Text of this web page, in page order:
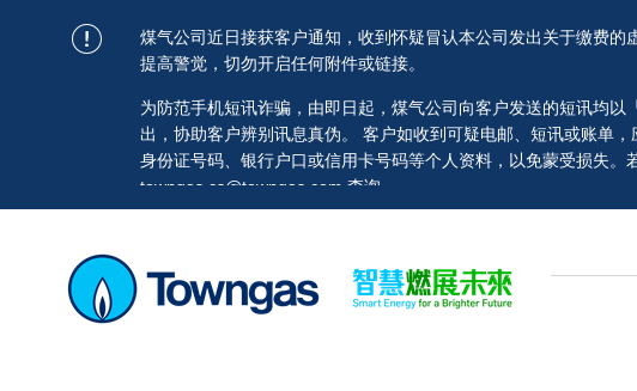
煤气公司近日接获客户通知，收到怀疑冒认本公司发出关于缴费
提高警觉，切勿开启任何附件或链接。
为防范手机短讯诈骗，由即日起，煤气公司向客户发送的短讯均
出，协助客户辨别讯息真伪。 客户如收到可疑电邮、短讯或账单
身份证号码、银行户口或信用卡号码等个人资料，以免蒙受损失
towngas.cs@towngas.com 查询。